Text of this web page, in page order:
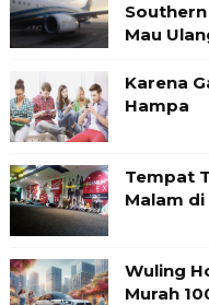
Mau
Karena
Hampa
Tempat
Malam
Wuling
Murah